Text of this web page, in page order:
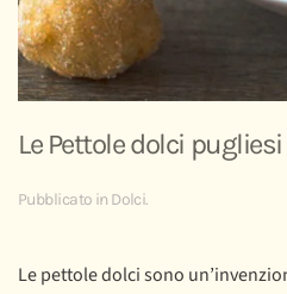
Le Pettole dolci pugliesi
Pubblicato in Dolci.
Le pettole dolci sono